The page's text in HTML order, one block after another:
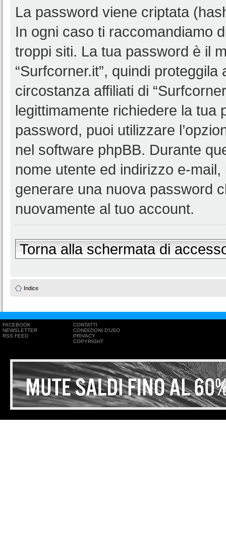
La password viene criptata
In ogni caso ti raccomandiamo
troppi siti. La tua password è il
“Surfcorner.it”, quindi
circostanza affiliati di
legittimamente richiedere la tua
password, puoi utilizzare
nel software phpBB. Durante
nome utente ed indirizzo e-
generare una nuova password
nuovamente al tuo account.
Torna alla schermata di
Indice
FACEBOOK
NEWSLETTER
RSS FEED
CONTATTI
CONDIZIONI D'USO
PRIVACY
COPYRIGHT